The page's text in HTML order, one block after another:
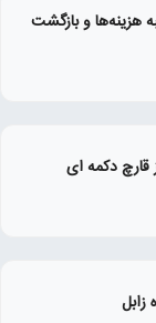
هزینه‌ها و بازگشت
قارچ دکمه ای
زابل